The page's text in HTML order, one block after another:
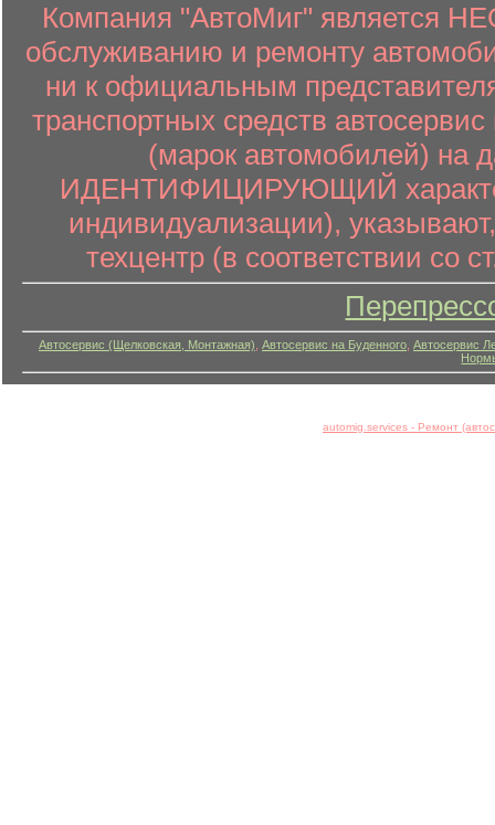
Компания "АвтоМиг" является
обслуживанию и ремонту
ни к официальным
транспортных средств
(марок автомобилей) на
ИДЕНТИФИЦИРУЮЩИЙ характер
индивидуализации),
техцентр (в соответствии со
Автосервис (Щелковская, Монтажная) Автосервис на Буденного Автосервис
automig.services - Ремонт